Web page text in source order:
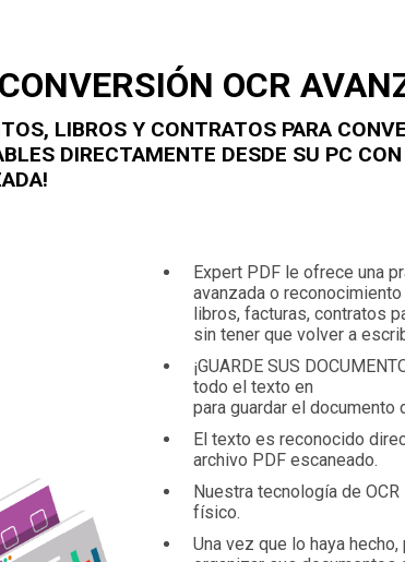
OCR
LIBROS Y CONTRATOS PARA
DIRECTAMENTE DESDE SU PC
Expert PDF le ofrece una
avanzada o
libros, facturas, contratos
sin tener que volver a
¡GUARDE SUS
todo el texto en
para guardar el documento
El texto es reconocido
archivo PDF escaneado.
Nuestra tecnología de
físico.
Una vez que lo haya